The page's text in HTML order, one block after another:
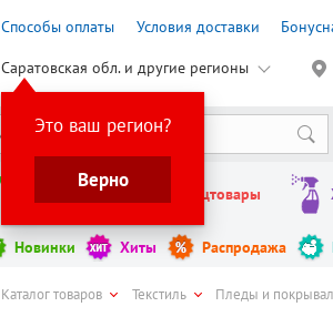
Способы оплаты Условия доставки
Саратовская обл. и другие регионы
Это ваш регион?
Верно
Инструменты Канцтовары
Новинки Хиты Распродажа
Каталог товаров Текстиль Пледы и